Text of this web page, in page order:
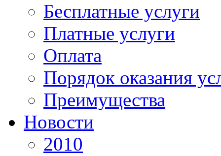
Бесплатные услуги
Платные услуги
Оплата
Порядок оказания
Преимущества
Новости
2010